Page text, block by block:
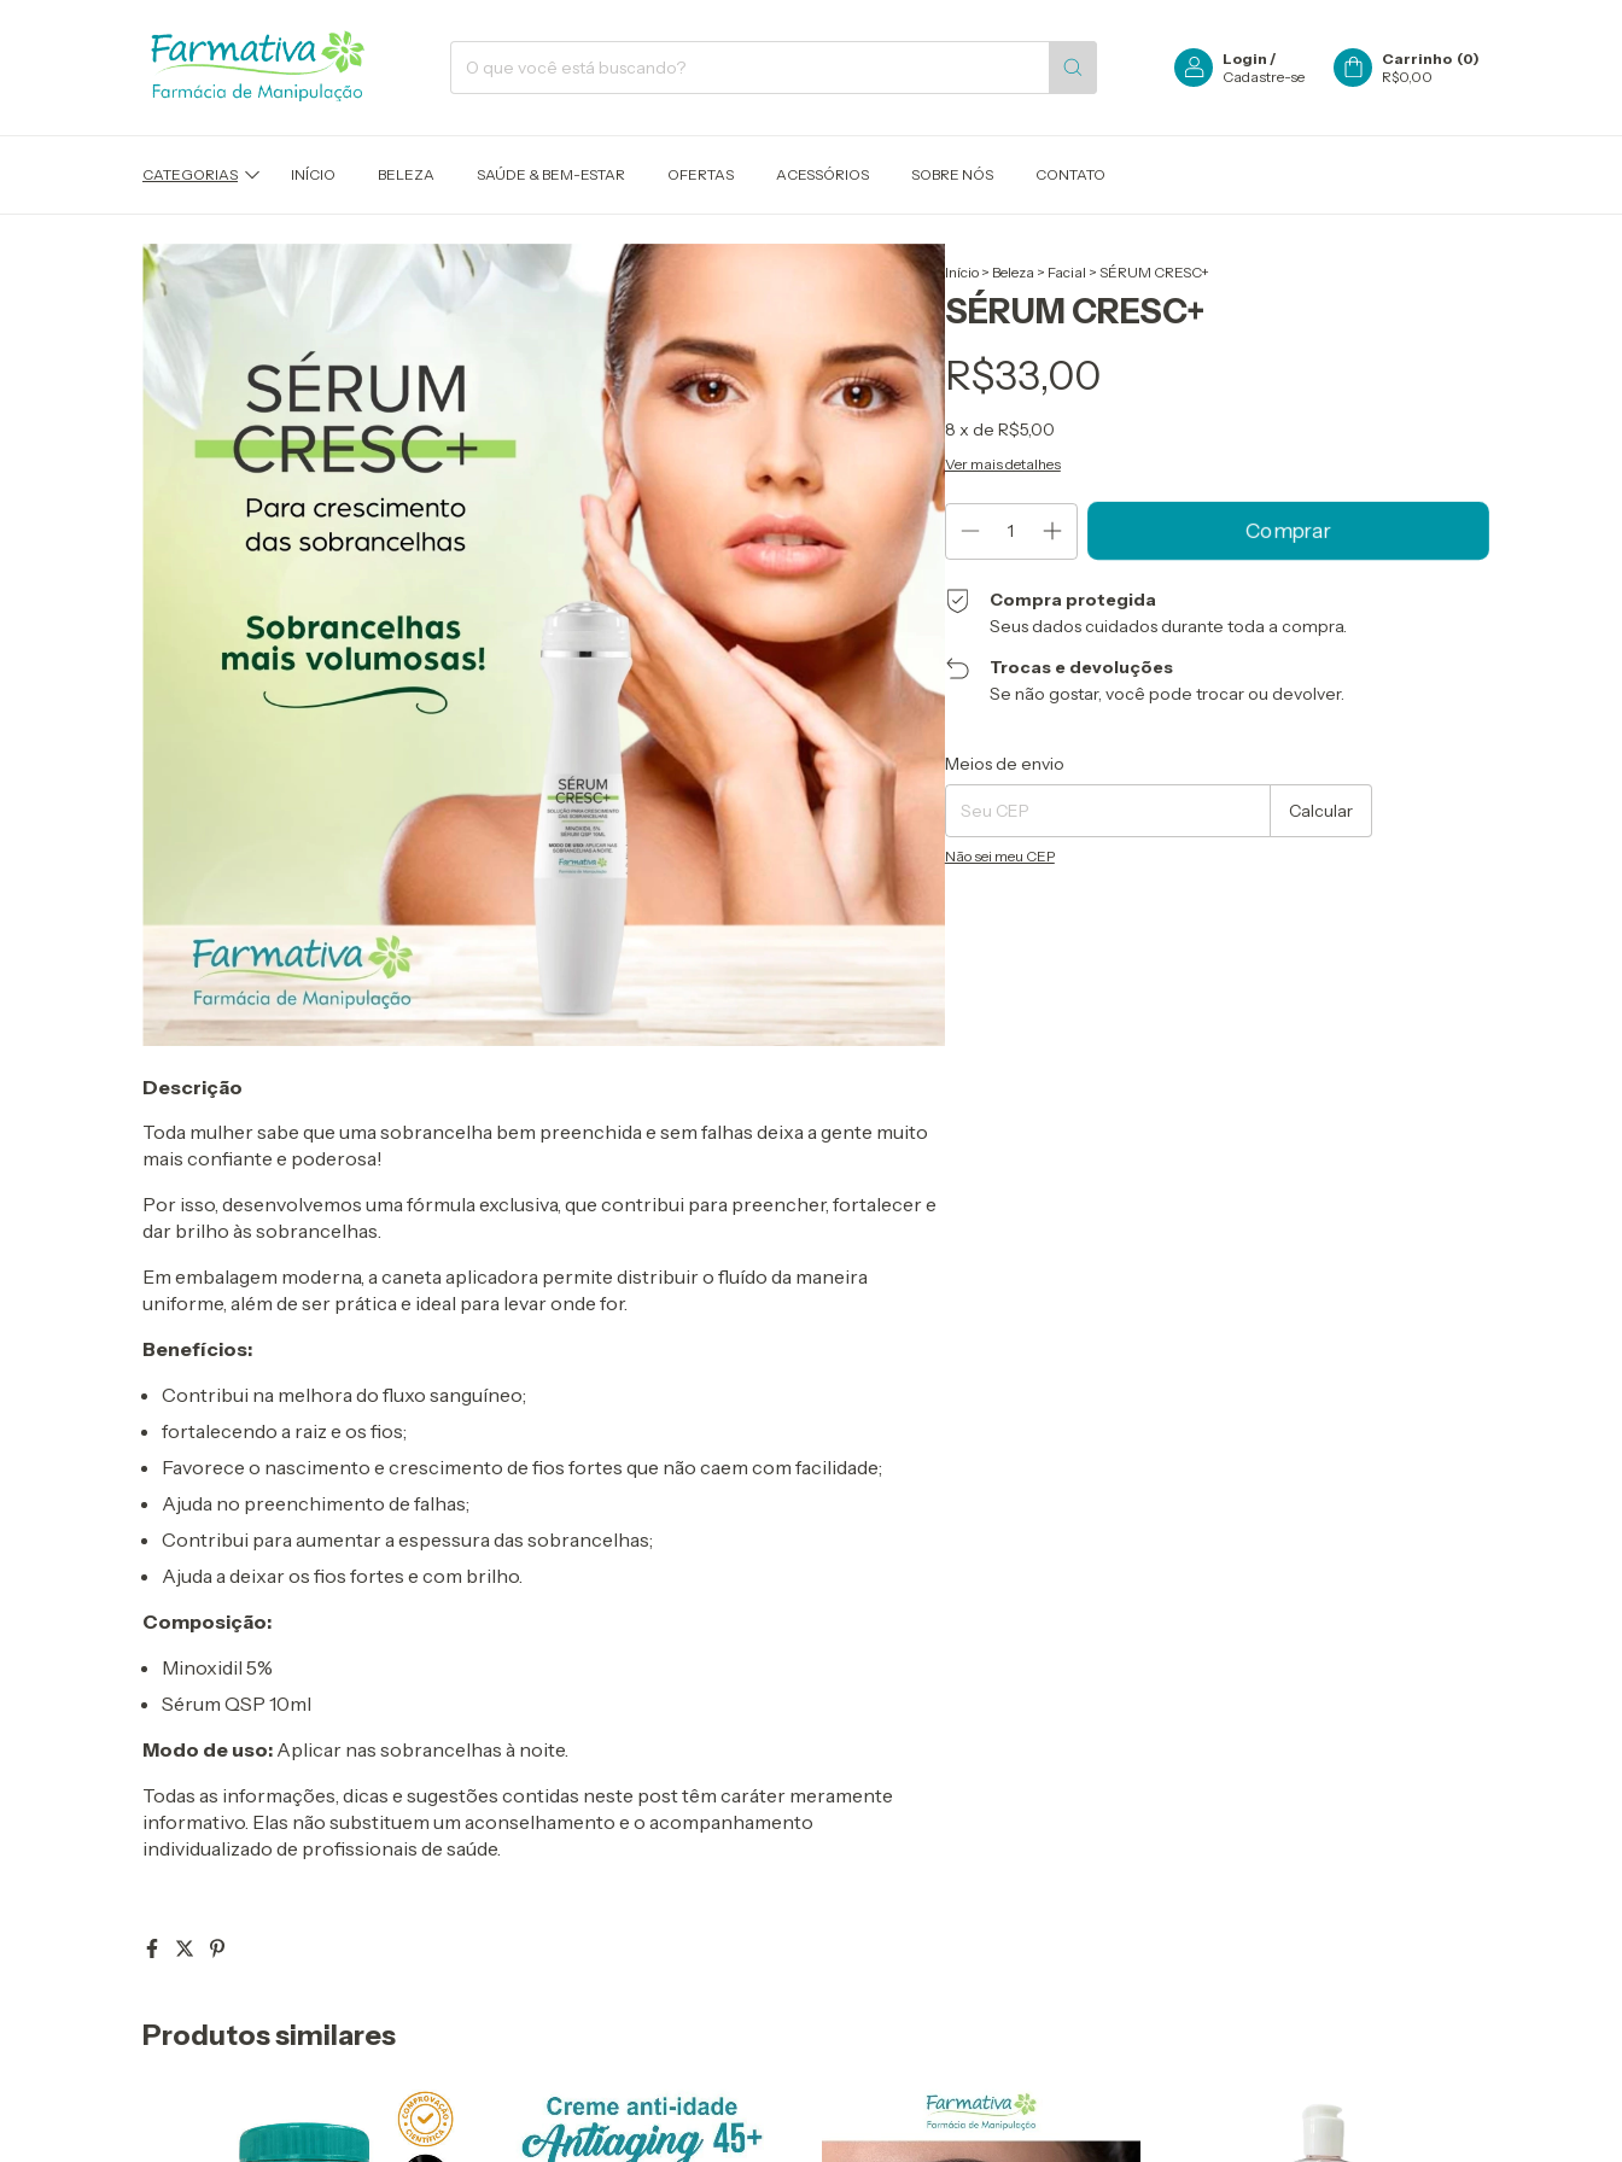
Login /
Cadastre-se
Carrinho (0)
R$0,00
CATEGORIAS INÍCIO BELEZA SAÚDE & BEM-ESTAR OFERTAS ACESSÓRIOS SOBRE NÓS CONTATO
Início > Beleza > Facial > SÉRUM CRESC+
SÉRUM CRESC+
R$33,00
8 x de R$5,00
Ver mais detalhes
Compra protegida
Seus dados cuidados durante toda a compra.
Trocas e devoluções
Se não gostar, você pode trocar ou devolver.
Entregas para o CEP:
Meios de envio
Calcular
Não sei meu CEP
Descrição
Toda mulher sabe que uma sobrancelha bem preenchida e sem falhas deixa a gente muito
mais confiante e poderosa!
Por isso, desenvolvemos uma fórmula exclusiva, que contribui para preencher, fortalecer e
dar brilho às sobrancelhas.
Em embalagem moderna, a caneta aplicadora permite distribuir o fluído da maneira
uniforme, além de ser prática e ideal para levar onde for.
Benefícios:
Contribui na melhora do fluxo sanguíneo;
fortalecendo a raiz e os fios;
Favorece o nascimento e crescimento de fios fortes que não caem com facilidade;
Ajuda no preenchimento de falhas;
Contribui para aumentar a espessura das sobrancelhas;
Ajuda a deixar os fios fortes e com brilho.
Composição:
Minoxidil 5%
Sérum QSP 10ml
Modo de uso: Aplicar nas sobrancelhas à noite.
Todas as informações, dicas e sugestões contidas neste post têm caráter meramente
informativo. Elas não substituem um aconselhamento e o acompanhamento
individualizado de profissionais de saúde.
Produtos similares